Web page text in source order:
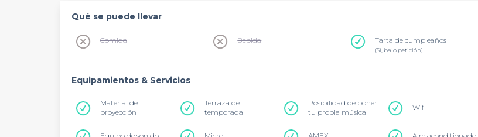
Qué se puede llevar
Comida Bebida Tarta de cumpleaños
(Sí, bajo petición)
Equipamientos & Servicios
Material de
proyección
Terraza de
temporada
Posibilidad de poner
tu propia música
Wifi